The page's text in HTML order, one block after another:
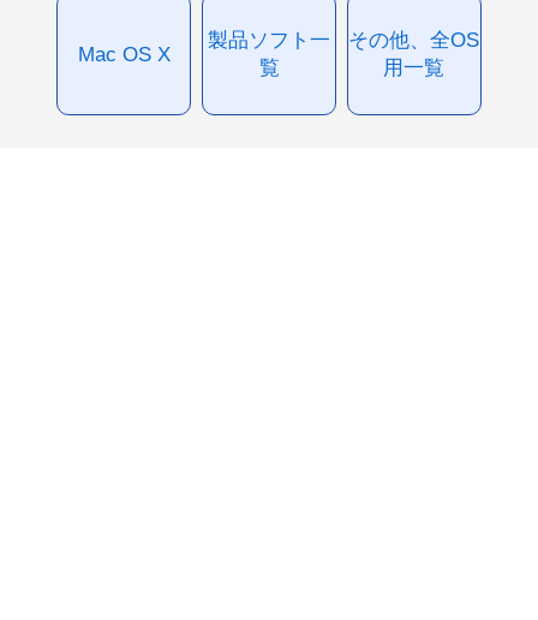
Mac OS X
製品ソフト一
覧
その他、全OS
用一覧